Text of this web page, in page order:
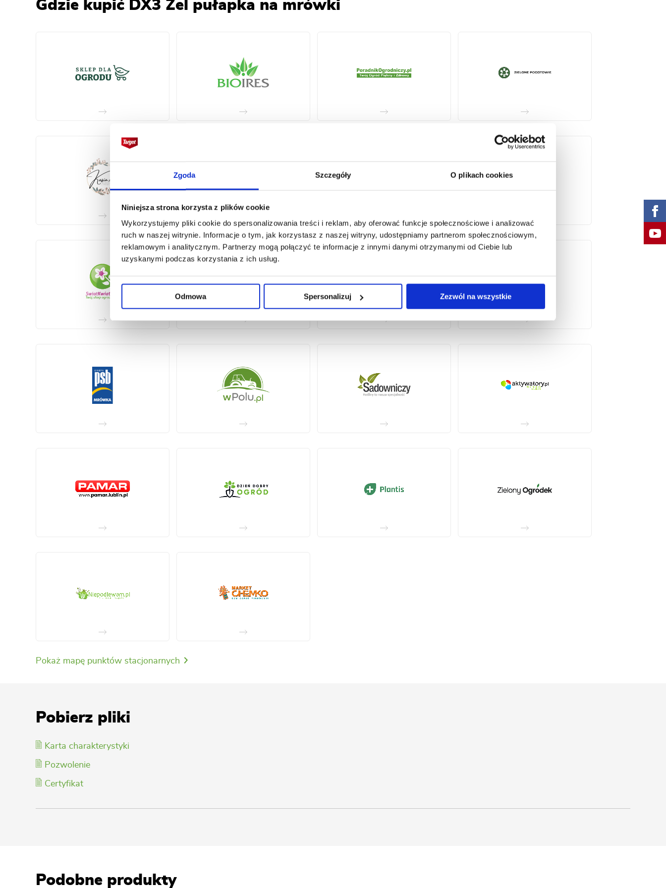
Zgoda Szczegóły O plikach cookies
Niniejsza strona korzysta z plików cookie
Wykorzystujemy pliki cookie do spersonalizowania treści i reklam, aby oferować funkcje społecznościowe i analizować
ruch w naszej witrynie. Informacje o tym, jak korzystasz z naszej witryny, udostępniamy partnerom społecznościowym,
reklamowym i analitycznym. Partnerzy mogą połączyć te informacje z innymi danymi otrzymanymi od Ciebie lub
uzyskanymi podczas korzystania z ich usług.
Odmowa Spersonalizuj Zezwól na wszystkie
Gdzie kupić DX3 Żel pułapka na mrówki
Pokaż mapę punktów stacjonarnych
Pobierz pliki
Karta charakterystyki
Pozwolenie
Certyfikat
Podobne produkty